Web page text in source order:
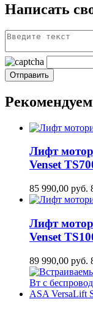
Написать
Лифт
Venset
85 990,00 руб.
Лифт
Venset
89 990,00 руб.